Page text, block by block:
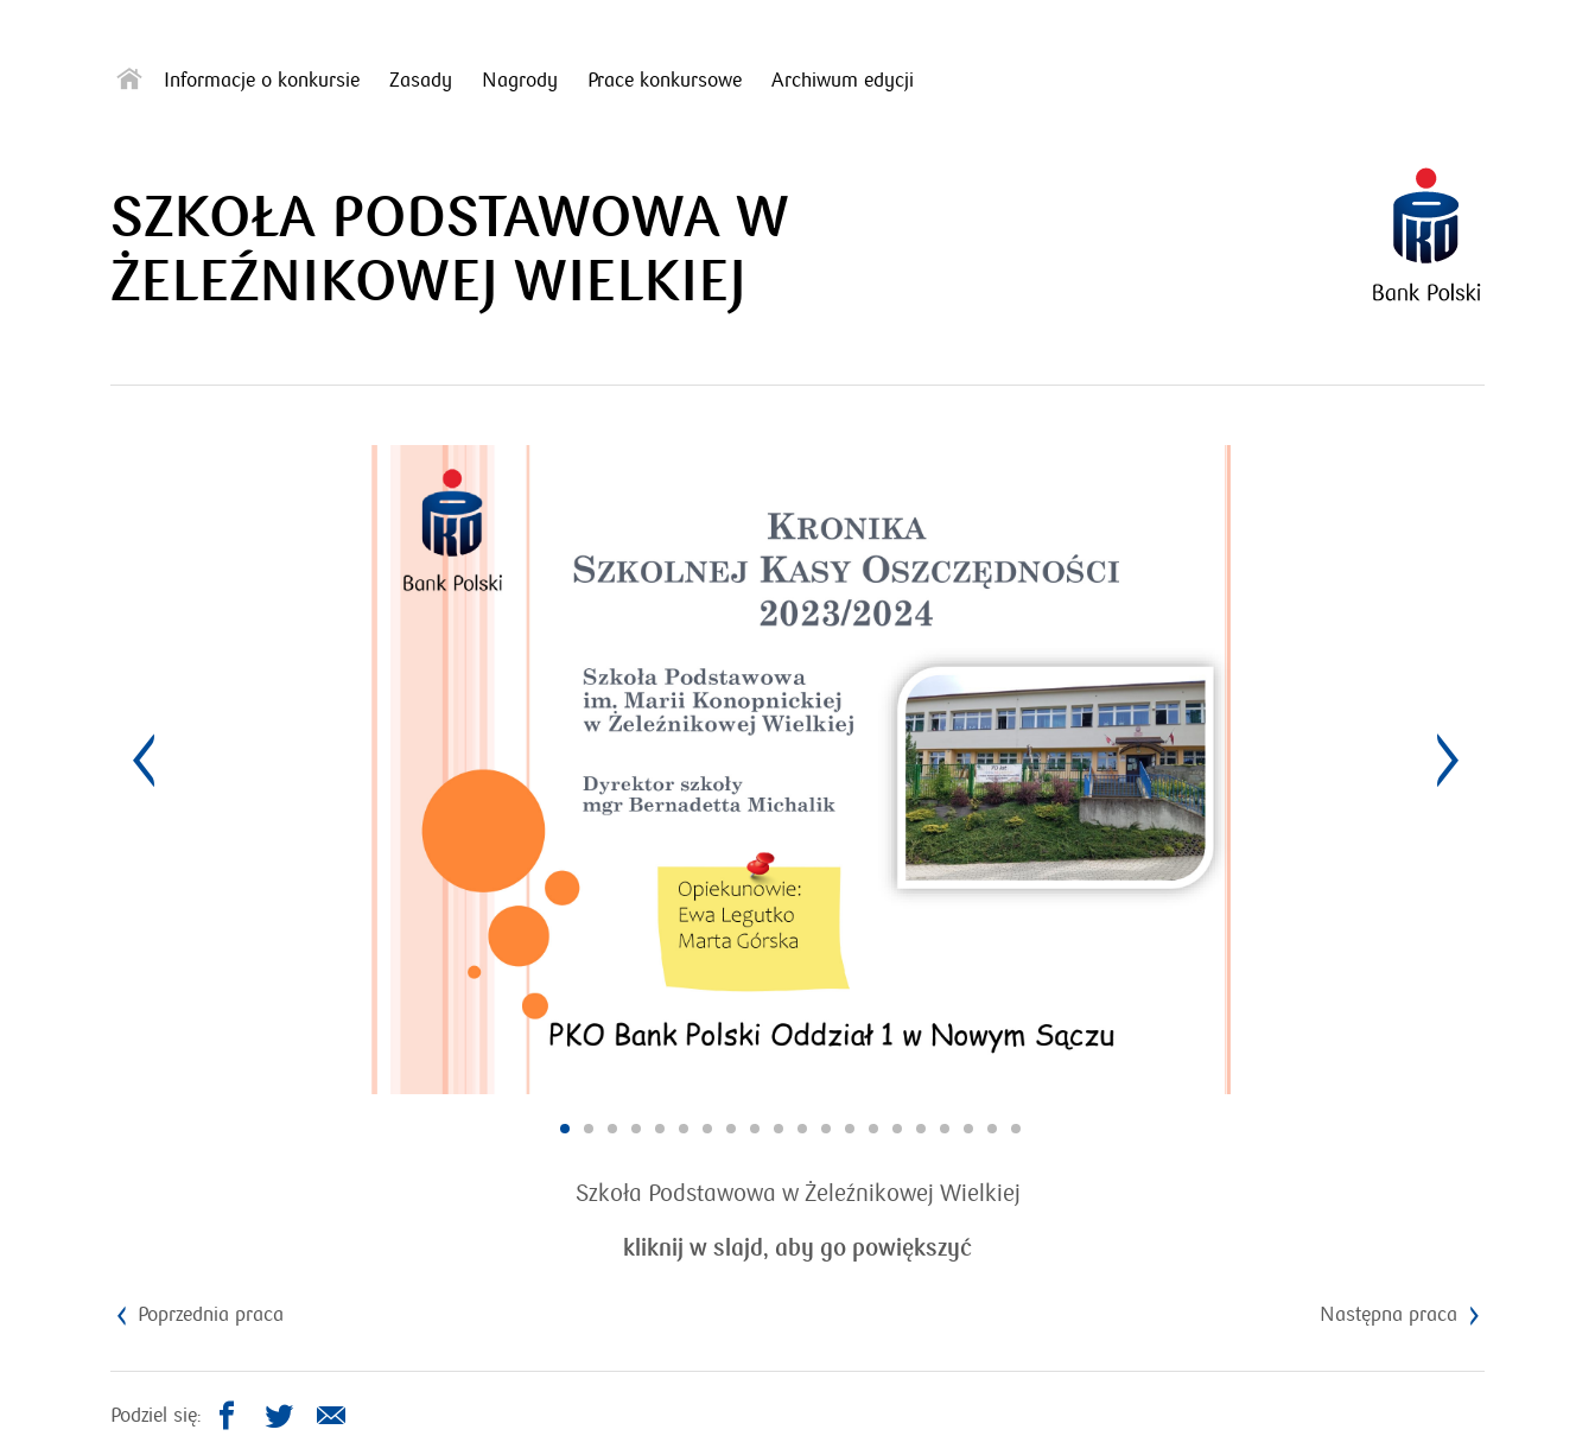
Informacje o konkursie Zasady Nagrody Prace konkursowe Archiwum edycji
SZKOŁA PODSTAWOWA W
ŻELEŹNIKOWEJ WIELKIEJ
Szkoła Podstawowa w Żeleźnikowej Wielkiej
kliknij w slajd, aby go powiększyć
Poprzednia praca Następna praca
Podziel się:
otworzyotworzy